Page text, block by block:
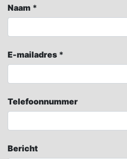
Naam *
E-mailadres *
Telefoonnummer
Bericht